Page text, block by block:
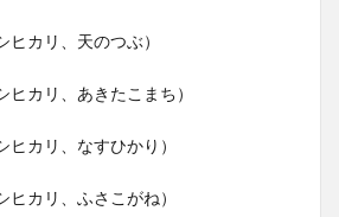
カリ、天のつぶ）
カリ、あきたこまち）
カリ、なすひかり）
カリ、ふさこがね）